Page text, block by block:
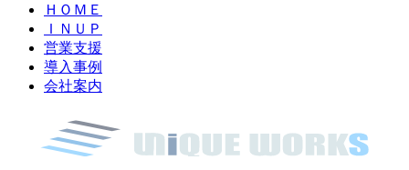
ＨＯＭＥ
ＩＮＵＰ
営業支援
導入事例
会社案内